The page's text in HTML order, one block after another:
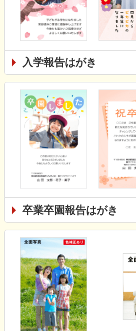
入学報告はがき
卒業卒園報告はがき